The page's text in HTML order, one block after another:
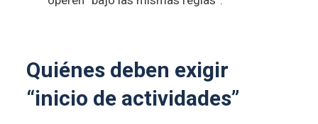
Quiénes deben exigir
“inicio de actividades”